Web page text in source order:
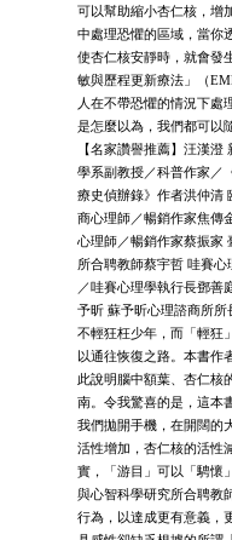
可以幫助縮小杏仁核，增
中處理恐懼的區域，當你
使杏仁核安靜時，就會發
敏與歷程更新療法」（
人在不帶恐懼的情況下處
是怎麼以為，我們都可以
【名家讚譽推薦】汪漢
學系副教授／科普作家／
療史偵辦錄》作者洪仲清
商心理師／暢銷作家焦傳
心理師／暢銷作家蔡振家
所合聘教師蔡宇哲 哇賽
／哇賽心理學執行長鄧善
予昕 蘇予昕心理諮商所
不輕狂枉少年，而「輕狂
以通往恢復之路。本書作
此說明腦中額葉、杏仁核
南。令我驚喜的是，這本
我們拋開手機，在開闊的
活性增加，杏仁核的活
實，「游目」可以「騁懷
與心智科學研究所合聘教
行為，以達成更有意義，